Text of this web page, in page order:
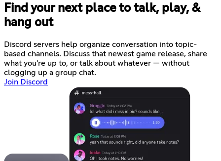
Find your next place to talk, play, &
hang out
Discord servers help organize conversation into topic-
based channels. Discuss that newest game release, share
what you're up to, or talk about whatever — without
clogging up a group chat.
Join Discord